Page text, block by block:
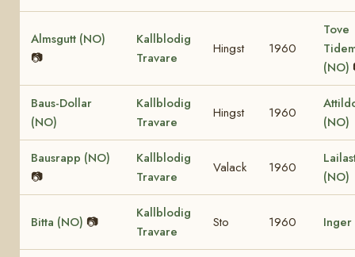
Almsgutt (NO)
📷
Kallblodig
Travare
Hingst 1960
Tove
(NO)
Baus-Dollar
(NO)
Kallblodig
Travare
Hingst 1960
(NO)
Bausrapp (NO)
📷
Kallblodig
Travare
Valack 1960
(NO)
Bitta (NO) 📷
Kallblodig
Travare
Sto 1960